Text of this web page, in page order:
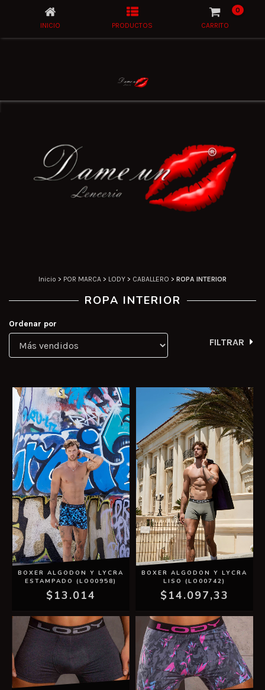
INICIO PRODUCTOS CARRITO
0
Inicio > POR MARCA > LODY > CABALLERO > ROPA INTERIOR
ROPA INTERIOR
Ordenar por
FILTRAR
BOXER ALGODON Y LYCRA
ESTAMPADO (LO00958)
$13.014
BOXER ALGODON Y LYCRA
LISO (LO00742)
$14.097,33